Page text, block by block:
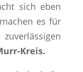
sich eben
es für
Kreis.